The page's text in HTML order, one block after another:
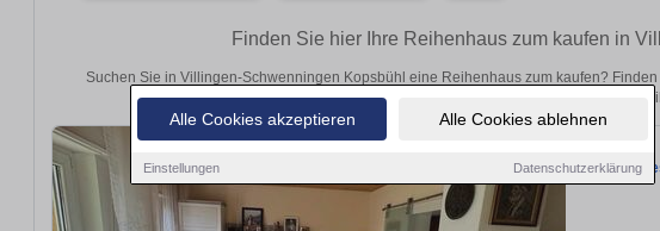
Alle Cookies akzeptieren Alle Cookies ablehnen
Einstellungen Datenschutzerklärung
Finden Sie hier Ihre Reihenhaus zum kaufen in
Suchen Sie in Villingen-Schwenningen Kopsbühl eine Reihenhaus zum kaufen?
als Kapitalanlage oder zur Vermietung – hier finden Sie Ihre Immobilie in